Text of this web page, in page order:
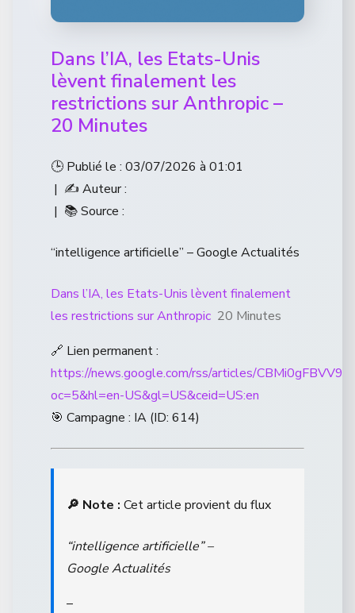
Dans l’IA, les Etats-Unis
lèvent finalement les
restrictions sur Anthropic –
20 Minutes
🕒 Publié le : 03/07/2026 à 01:01
| ✍️ Auteur :
| 📚 Source :
“intelligence artificielle” – Google Actualités
Dans l’IA, les Etats-Unis lèvent finalement
les restrictions sur Anthropic 20 Minutes
🔗 Lien permanent :
https://news.google.com/rss/articles/
oc=5&hl=en-US&gl=US&ceid=US:en
🎯 Campagne : IA (ID: 614)
🔎 Note : Cet article provient du flux
“intelligence artificielle” –
Google Actualités
–